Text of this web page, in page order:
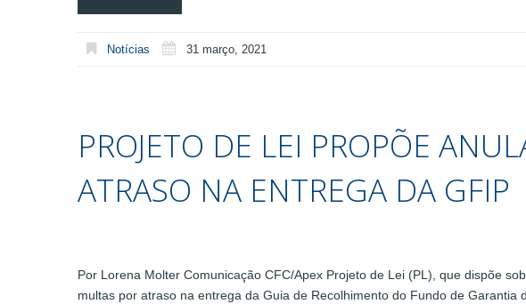
Notícias 31 março, 2021
PROJETO DE LEI PROPÕE
ATRASO NA ENTREGA DA GFIP
Por Lorena Molter Comunicação CFC/Apex Projeto de Lei (PL), que dispõe
multas por atraso na entrega da Guia de Recolhimento do Fundo de Garantia